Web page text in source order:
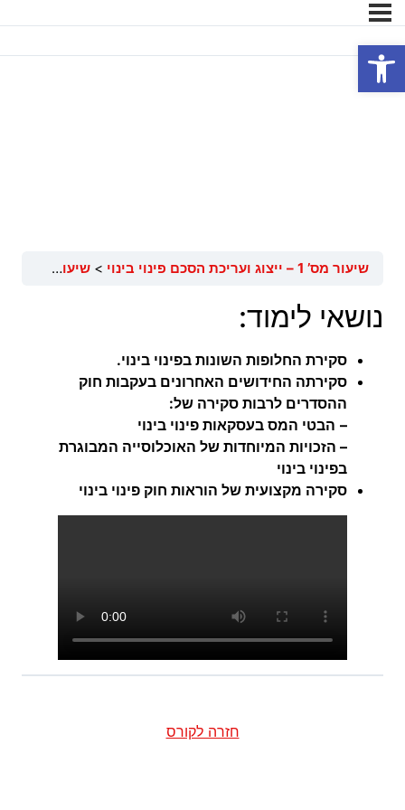
שיעור מס’ 1 – ייצוג ועריכת הסכם פינוי בינוי שיעור מס’ 1 חלק א’ – ייצוג ועריכת הסכם פינוי בינוי
נושאי לימוד:
סקירת החלופות השונות בפינוי בינוי.
סקירתה החידושים האחרונים בעקבות חוק
ההסדרים לרבות סקירה של:
– הבטי המס בעסקאות פינוי בינוי
– הזכויות המיוחדות של האוכלוסייה המבוגרת
בפינוי בינוי
סקירה מקצועית של הוראות חוק פינוי בינוי
חזרה לקורס
פתח סרגל נגישות